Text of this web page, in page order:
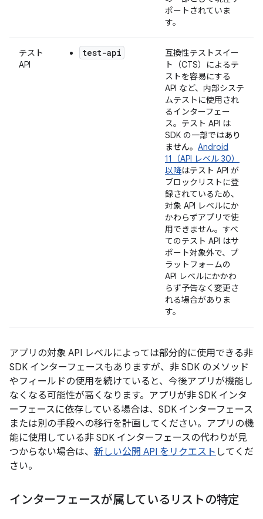
ポートされていま
す。
テスト
API
test-api
互換性テストスイー
ト（CTS）によるテ
ストを容易にする
API など、内部システ
ムテストに使用され
るインターフェー
ス。テスト API は
SDK の一部ではあり
ません。 Android
11（API レベル 30）
以降はテスト API が
ブロックリストに登
録されているため、
対象 API レベルにか
かわらずアプリで使
用できません。すべ
てのテスト API はサ
ポート対象外で、プ
ラットフォームの
API レベルにかかわ
らず予告なく変更さ
れる場合がありま
す。
アプリの対象 API レベルによっては部分的に使用できる非
SDK インターフェースもありますが、非 SDK のメソッド
やフィールドの使用を続けていると、今後アプリが機能し
なくなる可能性が高くなります。アプリが非 SDK インタ
ーフェースに依存している場合は、SDK インターフェース
または別の手段への移行を計画してください。アプリの機
能に使用している非 SDK インターフェースの代わりが見
つからない場合は、 新しい公開 API をリクエスト してくだ
さい。
インターフェースが属しているリストの特定